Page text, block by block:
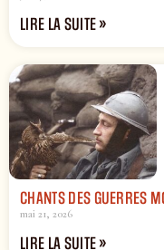
LIRE LA SUITE »
CHANTS DES GUERRES
mai 21, 2026
LIRE LA SUITE »